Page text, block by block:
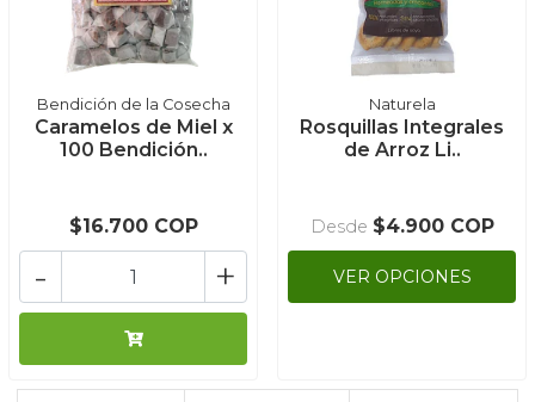
Bendición de la Cosecha
Caramelos de Miel x
100 Bendición..
$16.700 COP
+
-
Naturela
Rosquillas Integrales
de Arroz Li..
Desde $4.900 COP
VER OPCIONES